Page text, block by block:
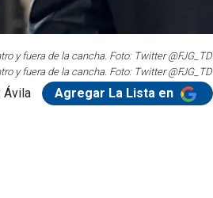
y fuera de la cancha. Foto: Twitter @FJG_TD
y fuera de la cancha. Foto: Twitter @FJG_TD
Ávila Agregar La Lista en